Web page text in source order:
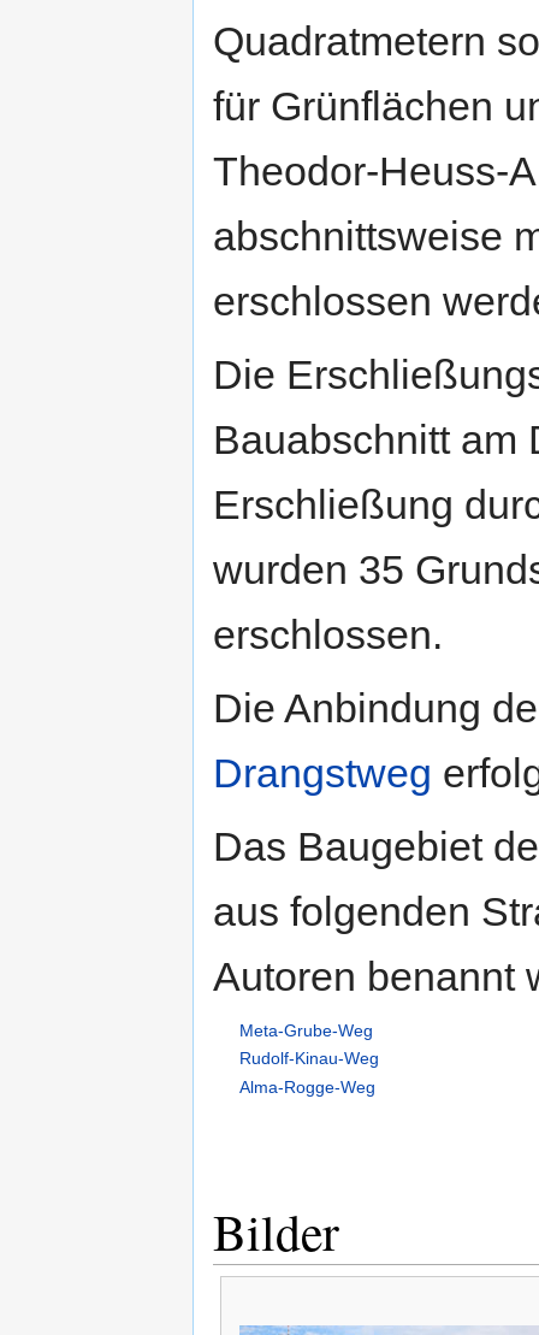
Quadratmetern
für Grünflächen
Theodor-Heuss-
abschnittsweise
erschlossen
Die
Bauabschnitt am
Erschließung
wurden 35
erschlossen.
Die Anbindung
Drangstweg
Das Baugebiet
aus folgenden
Autoren benannt
Meta-Grube-Weg
Rudolf-Kinau-Weg
Alma-Rogge-Weg
Bilder